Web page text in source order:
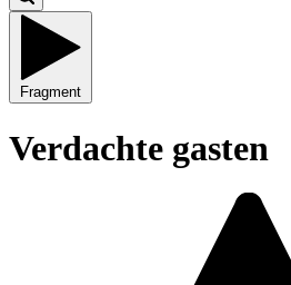
Fragment
Verdachte gasten